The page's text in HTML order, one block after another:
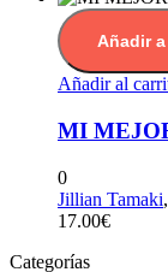
Añadir
Añadir al
MI
0
Jillian Tamaki,
17.00€
Categorías